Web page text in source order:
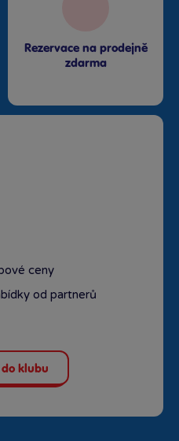
Rezervace na prodejně
zdarma
ceny
od partnerů
klubu